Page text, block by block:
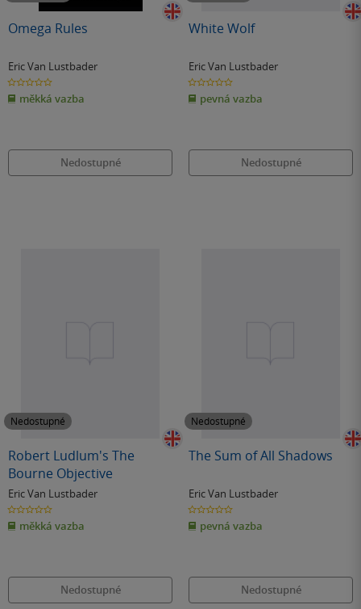
Omega Rules
Eric Van Lustbader
0.0
z
5
hvězdiček
měkká vazba
Nedostupné
White Wolf
Eric Van Lustbader
0.0
z
5
hvězdiček
pevná vazba
Nedostupné
Nedostupné
Robert Ludlum's The
Bourne Objective
Eric Van Lustbader
0.0
z
5
hvězdiček
měkká vazba
Nedostupné
Nedostupné
The Sum of All Shadows
Eric Van Lustbader
0.0
z
5
hvězdiček
pevná vazba
Nedostupné